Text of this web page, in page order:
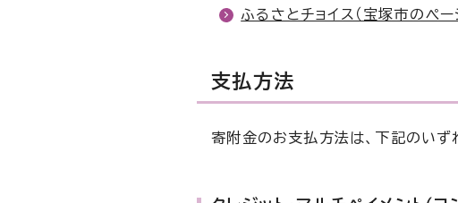
ふるさとチョイス（宝塚市のぺー
支払方法
寄附金のお支払方法は、下記のいず